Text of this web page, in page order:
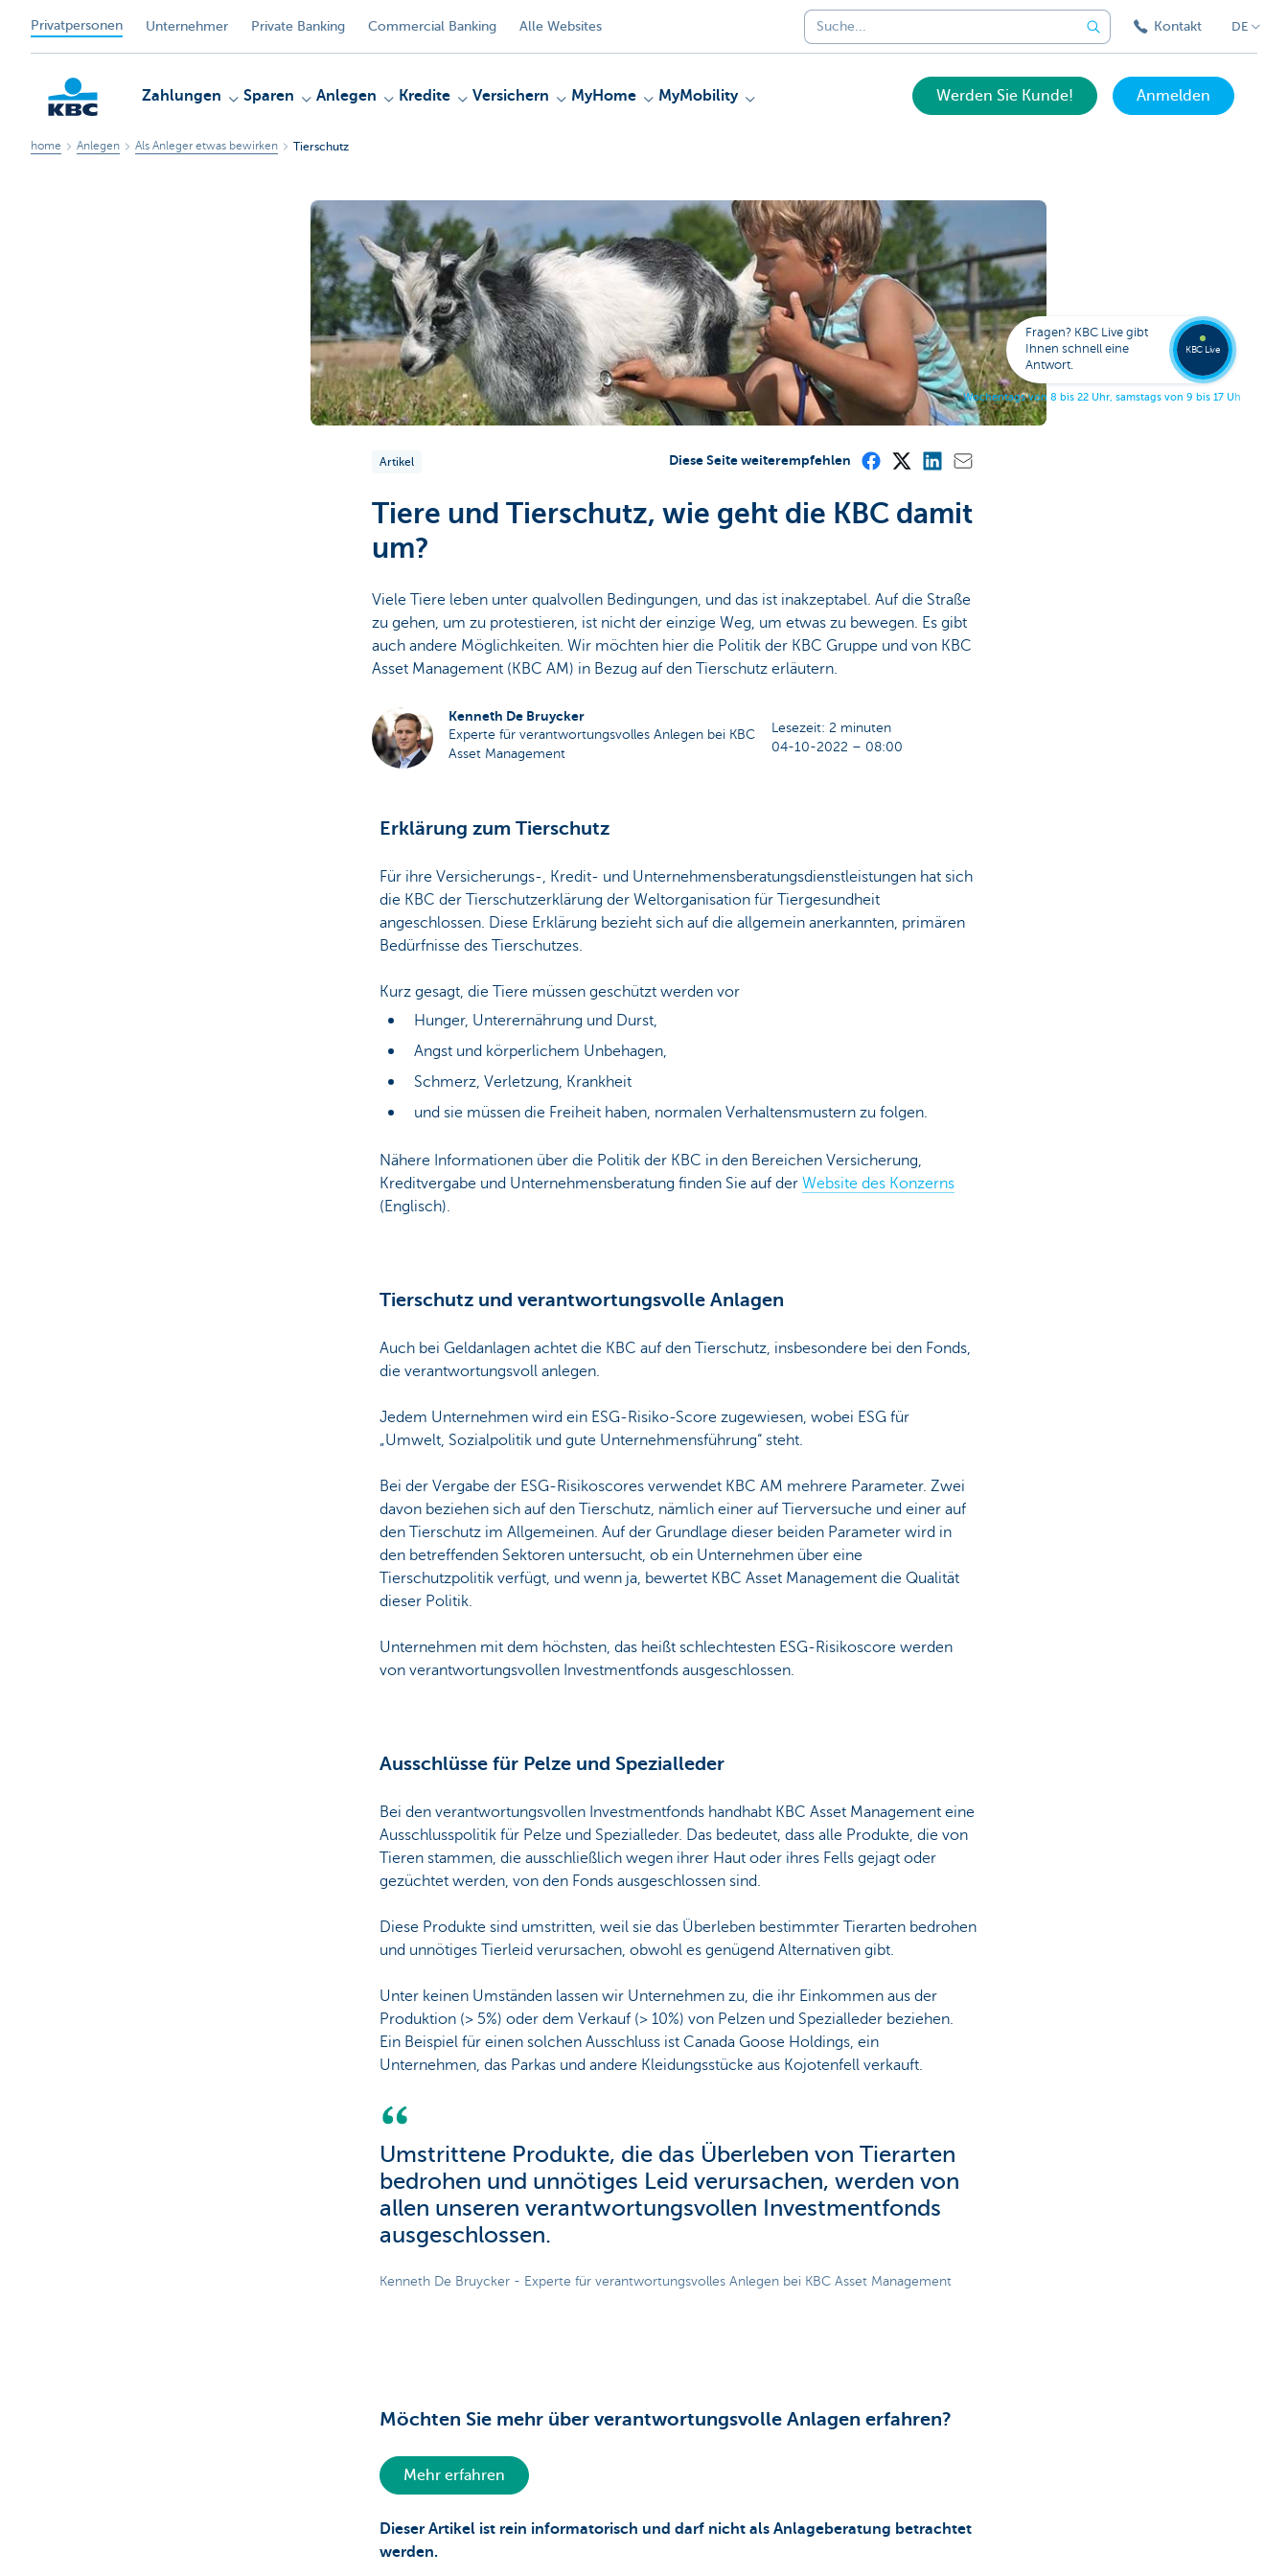
Privatpersonen Unternehmer Private Banking Commercial Banking Alle Websites Kontakt DE
Zahlungen Sparen Anlegen Kredite Versichern MyHome MyMobility Werden Sie Kunde! Anmelden
home Anlegen Als Anleger etwas bewirken Tierschutz
Artikel Diese Seite weiterempfehlen
Tiere und Tierschutz, wie geht die KBC damit
um?
Viele Tiere leben unter qualvollen Bedingungen, und das ist inakzeptabel. Auf die Straße
zu gehen, um zu protestieren, ist nicht der einzige Weg, um etwas zu bewegen. Es gibt
auch andere Möglichkeiten. Wir möchten hier die Politik der KBC Gruppe und von KBC
Asset Management (KBC AM) in Bezug auf den Tierschutz erläutern.
Kenneth De Bruycker
Experte für verantwortungsvolles Anlegen bei KBC
Asset Management
Lesezeit: 2 minuten
04-10-2022 – 08:00
Erklärung zum Tierschutz
Für ihre Versicherungs-, Kredit- und Unternehmensberatungsdienstleistungen hat sich
die KBC der Tierschutzerklärung der Weltorganisation für Tiergesundheit
angeschlossen. Diese Erklärung bezieht sich auf die allgemein anerkannten, primären
Bedürfnisse des Tierschutzes.
Kurz gesagt, die Tiere müssen geschützt werden vor
Hunger, Unterernährung und Durst,
Angst und körperlichem Unbehagen,
Schmerz, Verletzung, Krankheit
und sie müssen die Freiheit haben, normalen Verhaltensmustern zu folgen.
Nähere Informationen über die Politik der KBC in den Bereichen Versicherung,
Kreditvergabe und Unternehmensberatung finden Sie auf der Website des Konzerns
(Englisch).
Tierschutz und verantwortungsvolle Anlagen
Auch bei Geldanlagen achtet die KBC auf den Tierschutz, insbesondere bei den Fonds,
die verantwortungsvoll anlegen.
Jedem Unternehmen wird ein ESG-Risiko-Score zugewiesen, wobei ESG für
„Umwelt, Sozialpolitik und gute Unternehmensführung“ steht.
Bei der Vergabe der ESG-Risikoscores verwendet KBC AM mehrere Parameter. Zwei
davon beziehen sich auf den Tierschutz, nämlich einer auf Tierversuche und einer auf
den Tierschutz im Allgemeinen. Auf der Grundlage dieser beiden Parameter wird in
den betreffenden Sektoren untersucht, ob ein Unternehmen über eine
Tierschutzpolitik verfügt, und wenn ja, bewertet KBC Asset Management die Qualität
dieser Politik.
Unternehmen mit dem höchsten, das heißt schlechtesten ESG-Risikoscore werden
von verantwortungsvollen Investmentfonds ausgeschlossen.
Ausschlüsse für Pelze und Spezialleder
Bei den verantwortungsvollen Investmentfonds handhabt KBC Asset Management eine
Ausschlusspolitik für Pelze und Spezialleder. Das bedeutet, dass alle Produkte, die von
Tieren stammen, die ausschließlich wegen ihrer Haut oder ihres Fells gejagt oder
gezüchtet werden, von den Fonds ausgeschlossen sind.
Diese Produkte sind umstritten, weil sie das Überleben bestimmter Tierarten bedrohen
und unnötiges Tierleid verursachen, obwohl es genügend Alternativen gibt.
Unter keinen Umständen lassen wir Unternehmen zu, die ihr Einkommen aus der
Produktion (> 5%) oder dem Verkauf (> 10%) von Pelzen und Spezialleder beziehen.
Ein Beispiel für einen solchen Ausschluss ist Canada Goose Holdings, ein
Unternehmen, das Parkas und andere Kleidungsstücke aus Kojotenfell verkauft.
Umstrittene Produkte, die das Überleben von Tierarten
bedrohen und unnötiges Leid verursachen, werden von
allen unseren verantwortungsvollen Investmentfonds
ausgeschlossen.
Kenneth De Bruycker - Experte für verantwortungsvolles Anlegen bei KBC Asset Management
Möchten Sie mehr über verantwortungsvolle Anlagen erfahren?
Mehr erfahren
Dieser Artikel ist rein informatorisch und darf nicht als Anlageberatung betrachtet
werden.
Fragen? KBC Live gibt
Ihnen schnell eine
Antwort.
Wochentags von 8 bis 22 Uhr, samstags von 9 bis 17 Uh
KBC Live